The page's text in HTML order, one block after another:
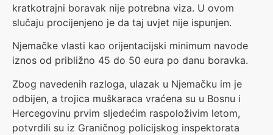
kratkotrajni boravak nije potrebna viza. U ovom
slučaju procijenjeno je da taj uvjet nije ispunjen.
Njemačke vlasti kao orijentacijski minimum navode
iznos od približno 45 do 50 eura po danu boravka.
Zbog navedenih razloga, ulazak u Njemačku im je
odbijen, a trojica muškaraca vraćena su u Bosnu i
Hercegovinu prvim sljedećim raspoloživim letom,
potvrdili su iz Graničnog policijskog inspektorata